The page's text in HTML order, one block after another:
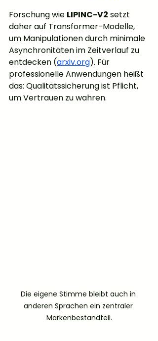
Forschung wie LIPINC-V2 setzt
daher auf Transformer-Modelle,
um Manipulationen durch minimale
Asynchronitäten im Zeitverlauf zu
entdecken (arxiv.org). Für
professionelle Anwendungen heißt
das: Qualitätssicherung ist Pflicht,
um Vertrauen zu wahren.
Die eigene Stimme bleibt auch in
anderen Sprachen ein zentraler
Markenbestandteil.